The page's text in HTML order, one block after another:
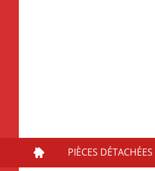
PIÈCES DÉTACHÉES